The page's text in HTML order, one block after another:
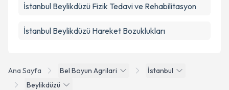
Ana Sayfa Bel Boyun Agrilari
İstanbul
Beylikdüzü
İstanbul Beylikdüzü Fizik Tedavi ve Rehabilitasyon
İstanbul Beylikdüzü Hareket Bozuklukları